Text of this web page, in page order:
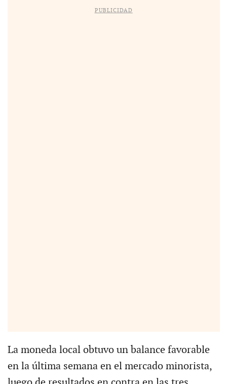
PUBLICIDAD
La moneda local obtuvo un balance favorable
en la última semana en el mercado minorista,